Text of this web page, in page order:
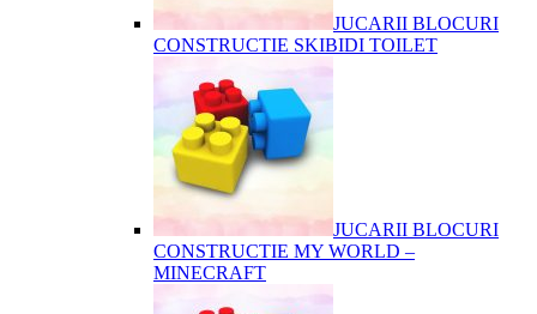
JUCARII BLOCURI
CONSTRUCTIE SKIBIDI TOILET
JUCARII BLOCURI
CONSTRUCTIE MY WORLD –
MINECRAFT